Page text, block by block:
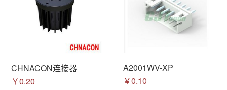
CHNACON连接器
￥0.20
A2001WV-XP
￥0.10